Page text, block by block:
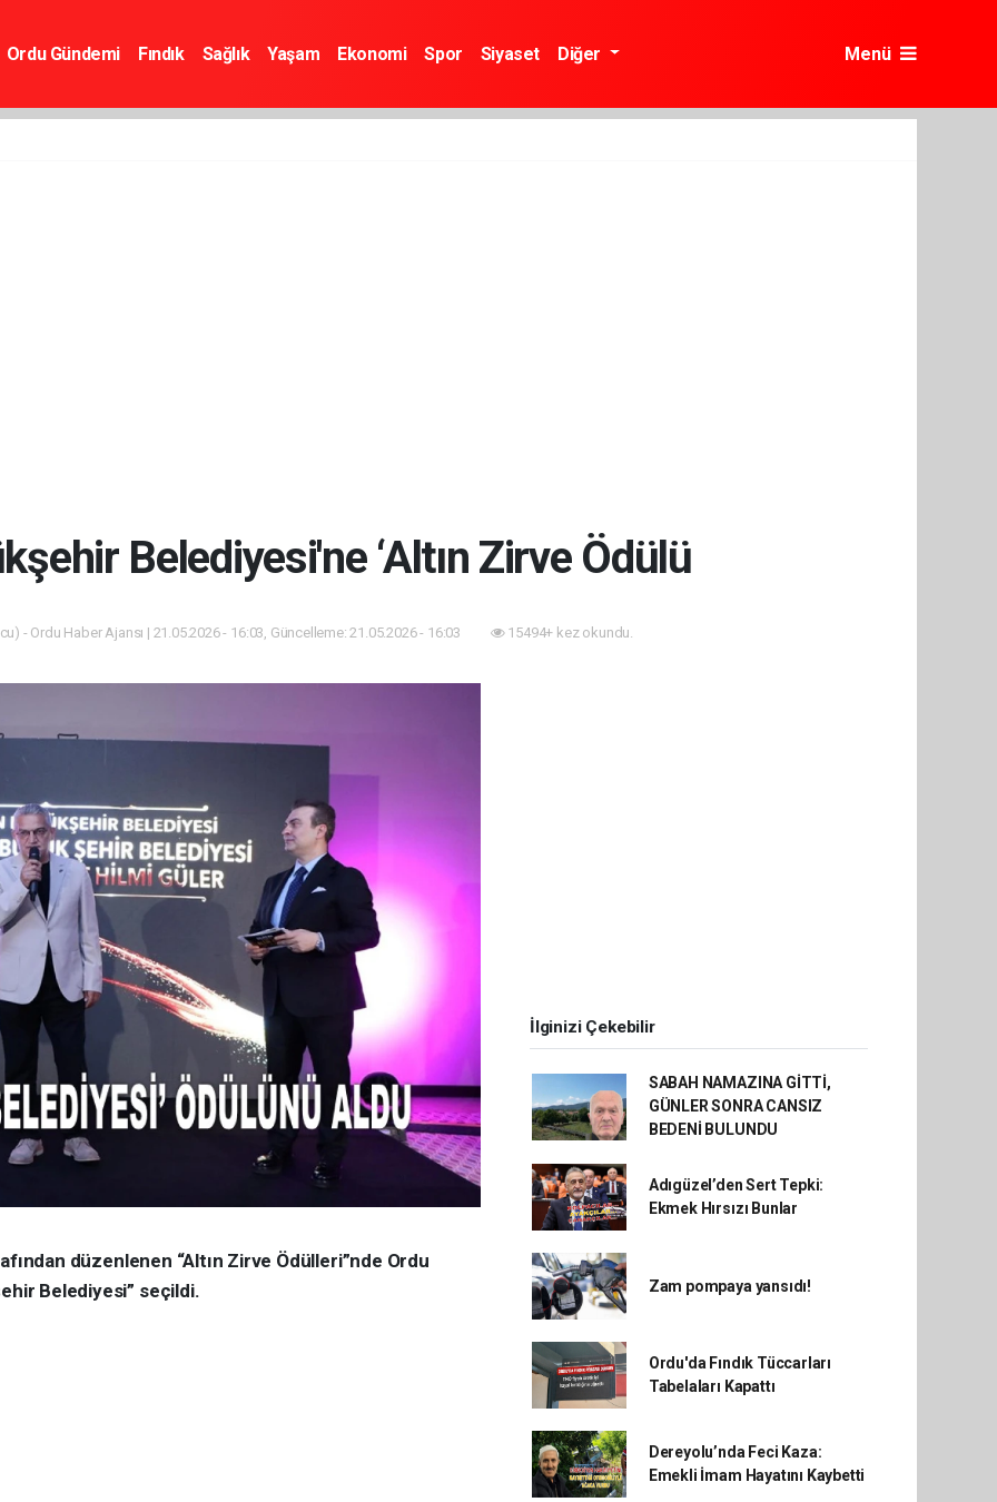
Ordu Gündemi Fındık Sağlık Yaşam Ekonomi Spor Siyaset Diğer Menü
Belediyesi'ne ‘Altın Zirve Ödülü
- Ordu Haber Ajansı | 21.05.2026 - 16:03, Güncelleme: 21.05.2026 - 16:03 15494+ kez okundu.
düzenlenen “Altın Zirve Ödülleri”nde Ordu
Belediyesi” seçildi.
İlginizi Çekebilir
SABAH NAMAZINA GİTTİ,
GÜNLER SONRA CANSIZ
BEDENİ BULUNDU
Adıgüzel’den Sert Tepki:
Ekmek Hırsızı Bunlar
Zam pompaya yansıdı!
Ordu'da Fındık Tüccarları
Tabelaları Kapattı
Dereyolu’nda Feci Kaza:
Emekli İmam Hayatını Kaybetti